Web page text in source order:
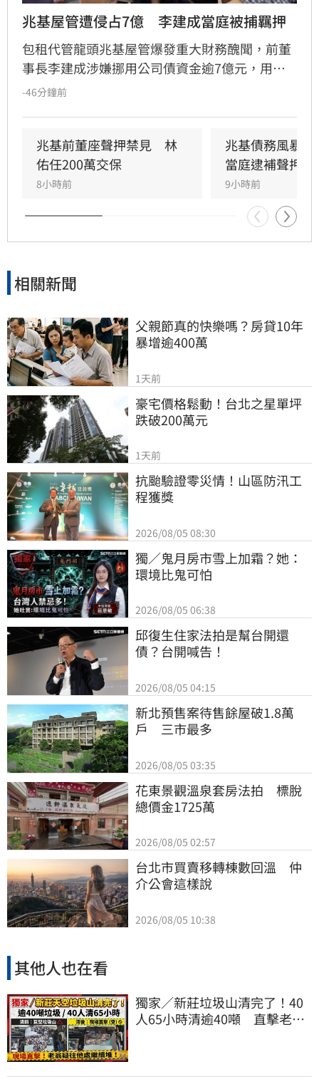
兆基屋管遭侵占7億　李建成當庭被捕羈押
包租代管龍頭兆基屋管爆發重大財務醜聞，前董
事長李建成涉嫌挪用公司債資金逾7億元，用於
個人私用及支付前妻生活費，遭檢方依背信、侵
-46分鐘前
兆基前董座聲押禁見　林
佑任200萬交保
8小時前
兆基債務風暴
當庭逮補聲押禁
9小時前
相關新聞
父親節真的快樂嗎？房貸10年
暴增逾400萬
1天前
豪宅價格鬆動！台北之星單坪
跌破200萬元
1天前
抗颱驗證零災情！山區防汛工
程獲獎
2026/08/05 08:30
獨／鬼月房市雪上加霜？她：
環境比鬼可怕
2026/08/05 06:38
邱復生住家法拍是幫台開還
債？台開喊告！
2026/08/05 04:15
新北預售案待售餘屋破1.8萬
戶　三市最多
2026/08/05 03:35
花東景觀溫泉套房法拍　標脫
總價金1725萬
2026/08/05 02:57
台北市買賣移轉棟數回溫　仲
介公會這樣說
2026/08/05 10:38
其他人也在看
獨家／新莊垃圾山清完了！40
人65小時清逾40噸 直擊老翁